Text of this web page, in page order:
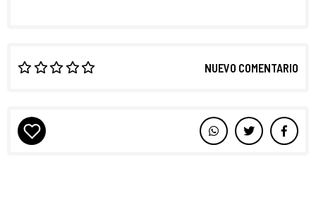
NUEVO COMENTARIO